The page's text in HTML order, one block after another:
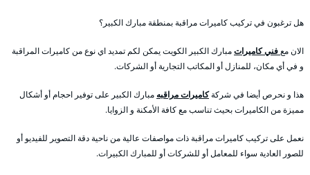
هل ترغبون في تركيب كاميرات مراقبة بمنطقة مبارك الكبير؟
الان معفني كاميراتمبارك الكبير الكويت يمكن لكم تمديد اي نوع من كاميرات المراقبة
و في أي مكان، للمنازل أو المكاتب التجارية أو الشركات.
هذا و نحرص أيضا في شركةكاميرات مراقبه مبارك الكبير على توفير احجام أو أشكال
مميزة من الكاميرات بحيث تناسب مع كافة الأمكنة و الزوايا.
نعمل على تركيب كاميرات مراقبة ذات مواصفات عالية من ناحية دقة التصوير للفيديو أو
للصور العادية سواء للمعامل أو للشركات أو للمبارك الكبيرات.